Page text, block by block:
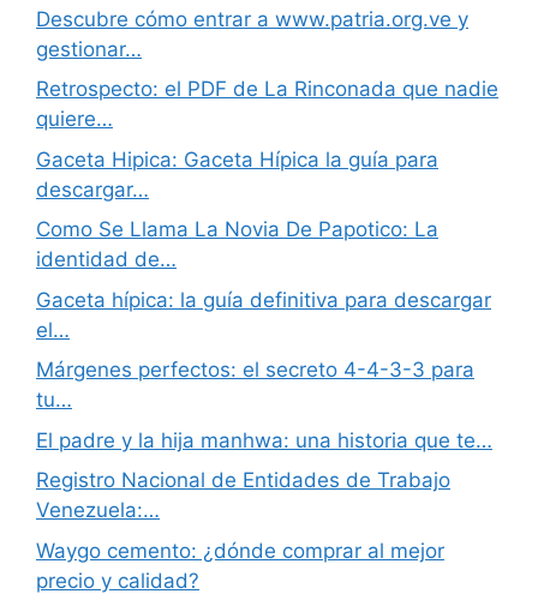
Descubre cómo entrar a www.patria.org.ve y
gestionar…
Retrospecto: el PDF de La Rinconada que nadie
quiere…
Gaceta Hipica: Gaceta Hípica la guía para
descargar…
Como Se Llama La Novia De Papotico: La
identidad de…
Gaceta hípica: la guía definitiva para descargar
el…
Márgenes perfectos: el secreto 4-4-3-3 para
tu…
El padre y la hija manhwa: una historia que te…
Registro Nacional de Entidades de Trabajo
Venezuela:…
Waygo cemento: ¿dónde comprar al mejor
precio y calidad?